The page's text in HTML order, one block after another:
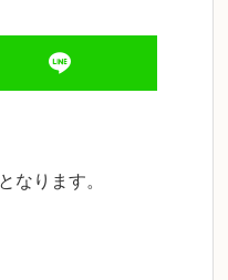
なります。